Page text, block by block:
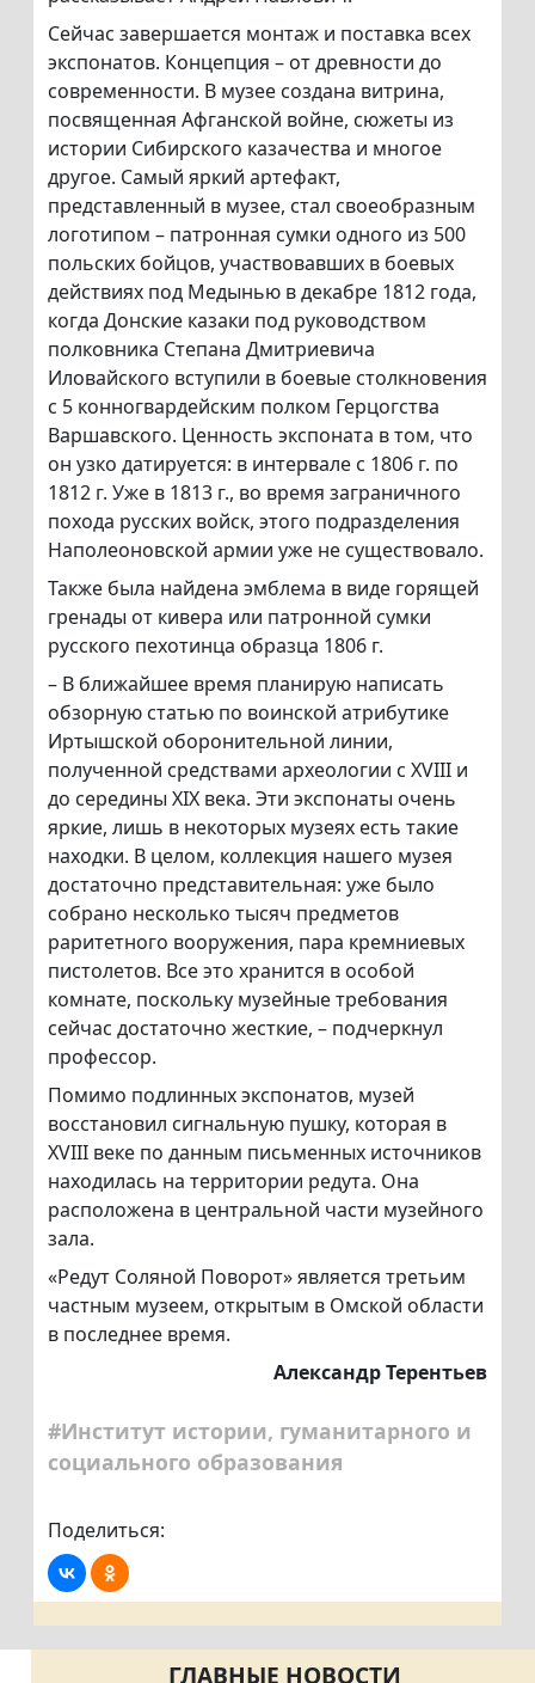
Сейчас завершается монтаж и поставка всех
экспонатов. Концепция – от древности до
современности. В музее создана витрина,
посвященная Афганской войне, сюжеты из
истории Сибирского казачества и многое
другое. Самый яркий артефакт,
представленный в музее, стал своеобразным
логотипом – патронная сумки одного из 500
польских бойцов, участвовавших в боевых
действиях под Медынью в декабре 1812 года,
когда Донские казаки под руководством
полковника Степана Дмитриевича
Иловайского вступили в боевые столкновения
с 5 конногвардейским полком Герцогства
Варшавского. Ценность экспоната в том, что
он узко датируется: в интервале с 1806 г. по
1812 г. Уже в 1813 г., во время заграничного
похода русских войск, этого подразделения
Наполеоновской армии уже не существовало.
Также была найдена эмблема в виде горящей
гренады от кивера или патронной сумки
русского пехотинца образца 1806 г.
– В ближайшее время планирую написать
обзорную статью по воинской атрибутике
Иртышской оборонительной линии,
полученной средствами археологии с XVIII и
до середины XIX века. Эти экспонаты очень
яркие, лишь в некоторых музеях есть такие
находки. В целом, коллекция нашего музея
достаточно представительная: уже было
собрано несколько тысяч предметов
раритетного вооружения, пара кремниевых
пистолетов. Все это хранится в особой
комнате, поскольку музейные требования
сейчас достаточно жесткие, – подчеркнул
профессор.
Помимо подлинных экспонатов, музей
восстановил сигнальную пушку, которая в
XVIII веке по данным письменных источников
находилась на территории редута. Она
расположена в центральной части музейного
зала.
«Редут Соляной Поворот» является третьим
частным музеем, открытым в Омской области
в последнее время.
Александр Терентьев
#Институт истории, гуманитарного и
социального образования
Поделиться:
ГЛАВНЫЕ НОВОСТИ